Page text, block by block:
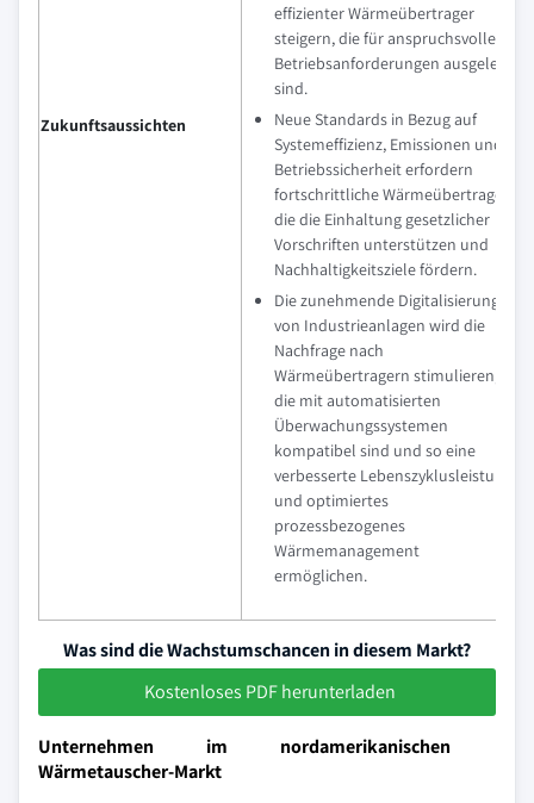
Zukunftsaussichten
effizienter Wärmeübertrager
steigern, die für anspruchsvolle
Betriebsanforderungen ausgelegt
sind.
Neue Standards in Bezug auf
Systemeffizienz, Emissionen und
Betriebssicherheit erfordern
fortschrittliche Wärmeübertrager,
die die Einhaltung gesetzlicher
Vorschriften unterstützen und
Nachhaltigkeitsziele fördern.
Die zunehmende Digitalisierung
von Industrieanlagen wird die
Nachfrage nach
Wärmeübertragern stimulieren,
die mit automatisierten
Überwachungssystemen
kompatibel sind und so eine
verbesserte Lebenszyklusleistung
und optimiertes
prozessbezogenes
Wärmemanagement
ermöglichen.
Was sind die Wachstumschancen in diesem Markt?
Kostenloses PDF herunterladen
Unternehmen im nordamerikanischen
Wärmetauscher-Markt